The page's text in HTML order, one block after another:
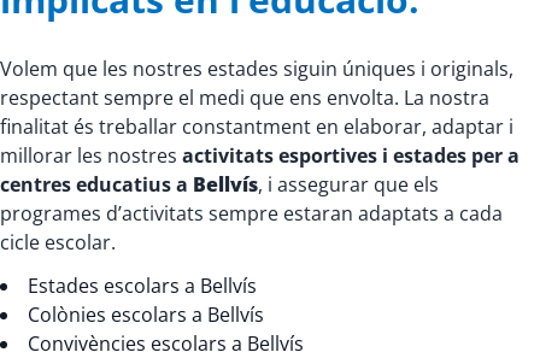
Volem que les nostres estades siguin úniques i originals,
respectant sempre el medi que ens envolta. La nostra
finalitat és treballar constantment en elaborar, adaptar i
millorar les nostres activitats esportives i estades per a
centres educatius a Bellvís, i assegurar que els
programes d’activitats sempre estaran adaptats a cada
cicle escolar.
Estades escolars a Bellvís
Colònies escolars a Bellvís
Convivències escolars a Bellvís